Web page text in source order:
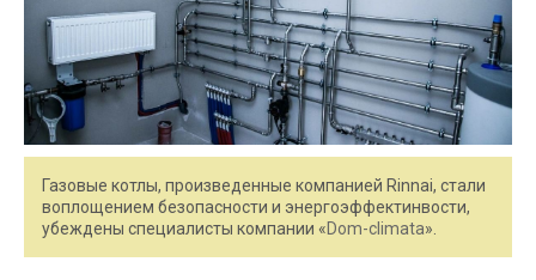
Газовые котлы, произведенные компанией Rinnai, стали
воплощением безопасности и энергоэффектинвости,
убеждены специалисты компании «Dom-climata».